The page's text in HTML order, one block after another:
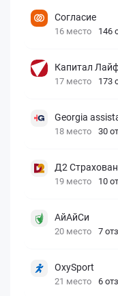
Согласие
16 место 146
Капитал
17 место 173
Georgia
18 место 30
Д2
19 место 10
АйАйСи
20 место 7
OxySport
21 место 6